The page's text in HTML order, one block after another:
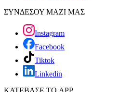
ΣΥΝΔΕΣΟΥ ΜΑΖΙ ΜΑΣ
Instagram
Facebook
Tiktok
Linkedin
ΚΑΤΕΒΑΣΕ ΤΟ APP